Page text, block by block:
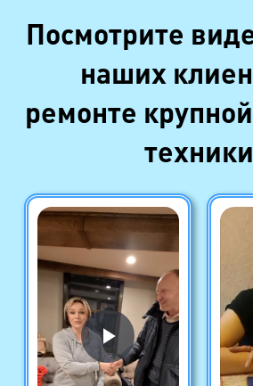
Посмотрите
наших
ремонте
техники